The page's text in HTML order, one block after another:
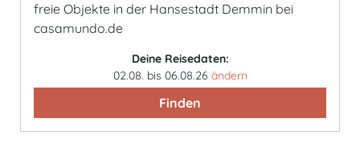
freie Objekte in der Hansestadt Demmin bei
casamundo.de
Deine Reisedaten:
02.08. bis 06.08.26 ändern
Finden